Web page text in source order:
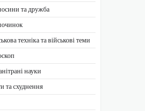
та дружба
техніка та військові теми
науки
та схуднення